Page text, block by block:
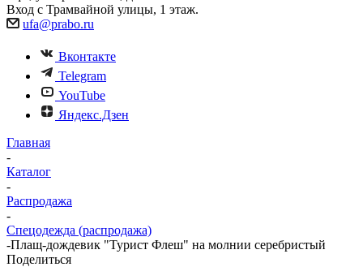
Вход с Трамвайной улицы, 1 этаж.
ufa@prabo.ru
Вконтакте
Telegram
YouTube
Яндекс.Дзен
Главная
-
Каталог
-
Распродажа
-
Спецодежда (распродажа)
-Плащ-дождевик "Турист Флеш" на молнии серебристый
Поделиться